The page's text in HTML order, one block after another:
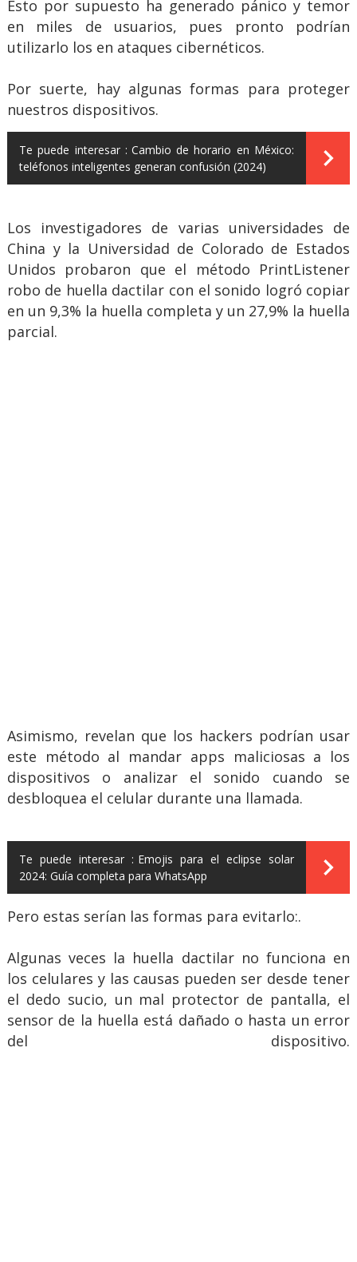
Esto por supuesto ha generado pánico y temor
en miles de usuarios, pues pronto podrían
utilizarlo los en ataques cibernéticos.
Por suerte, hay algunas formas para proteger
nuestros dispositivos.
Te puede interesar : Cambio de horario en México:
teléfonos inteligentes generan confusión (2024)
Los investigadores de varias universidades de
China y la Universidad de Colorado de Estados
Unidos probaron que el método PrintListener
robo de huella dactilar con el sonido logró copiar
en un 9,3% la huella completa y un 27,9% la huella
parcial.
Asimismo, revelan que los hackers podrían usar
este método al mandar apps maliciosas a los
dispositivos o analizar el sonido cuando se
desbloquea el celular durante una llamada.
Te puede interesar : Emojis para el eclipse solar
2024: Guía completa para WhatsApp
Pero estas serían las formas para evitarlo:.
Algunas veces la huella dactilar no funciona en
los celulares y las causas pueden ser desde tener
el dedo sucio, un mal protector de pantalla, el
sensor de la huella está dañado o hasta un error
del dispositivo.